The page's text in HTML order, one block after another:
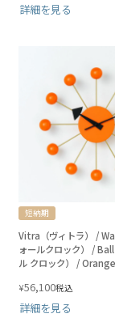
詳細を見る
短納期
Vitra（ヴィトラ） /
ォールクロック） /
ル クロック） /
¥56,100税込
詳細を見る